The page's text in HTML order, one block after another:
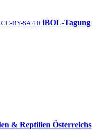
BY-SA 4.0 iBOL-Tagung
& Reptilien Österreichs